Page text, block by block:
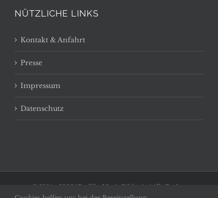
NÜTZLICHE LINKS
Kontakt & Anfahrt
Presse
Impressum
Datenschutz
© 2014 - 2026 | Basilika Maria Bildstein | Alle Rechte